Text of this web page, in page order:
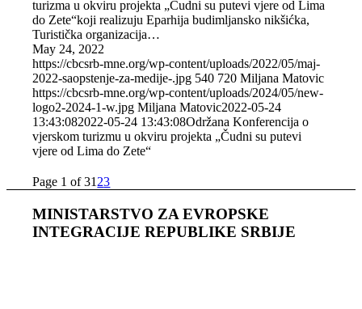
turizma u okviru projekta „Čudni su putevi vjere od Lima
do Zete“koji realizuju Eparhija budimljansko nikšićka,
Turistička organizacija…
May 24, 2022
https://cbcsrb-mne.org/wp-content/uploads/2022/05/maj-
2022-saopstenje-za-medije-.jpg 540 720 Miljana Matovic
https://cbcsrb-mne.org/wp-content/uploads/2024/05/new-
logo2-2024-1-w.jpg Miljana Matovic2022-05-24
13:43:082022-05-24 13:43:08Održana Konferencija o
vjerskom turizmu u okviru projekta „Čudni su putevi
vjere od Lima do Zete“
Page 1 of 31 23
MINISTARSTVO ZA EVROPSKE
INTEGRACIJE REPUBLIKE SRBIJE